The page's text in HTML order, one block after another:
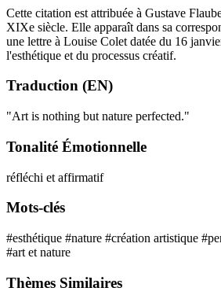
Cette citation est attribuée à Gustave
XIXe siècle. Elle apparaît dans sa
une lettre à Louise Colet datée du 16
l'esthétique et du processus créatif.
Traduction (EN)
"Art is nothing but nature perfected."
Tonalité Émotionnelle
réfléchi et affirmatif
Mots-clés
#esthétique #nature #création artistique
#art et nature
Thèmes Similaires